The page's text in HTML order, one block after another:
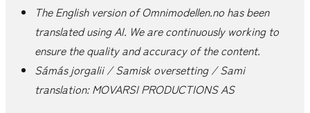
The English version of Omnimodellen.no has been
translated using AI. We are continuously working to
ensure the quality and accuracy of the content.
Sámás jorgalii / Samisk oversetting / Sami
translation: MOVARSI PRODUCTIONS AS